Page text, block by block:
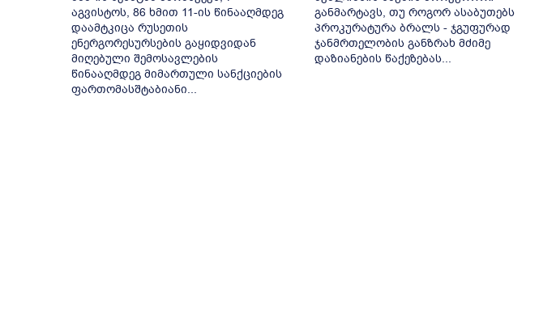
აგვისტოს, 86 ხმით 11-ის წინააღმდეგ
დაამტკიცა რუსეთის
ენერგორესურსების გაყიდვიდან
მიღებული შემოსავლების
წინააღმდეგ მიმართული სანქციების
ფართომასშტაბიანი...
განმარტავს, თუ როგორ ასაბუთებს
პროკურატურა ბრალს - ჯგუფურად
ჯანმრთელობის განზრახ მძიმე
დაზიანების წაქეზებას...